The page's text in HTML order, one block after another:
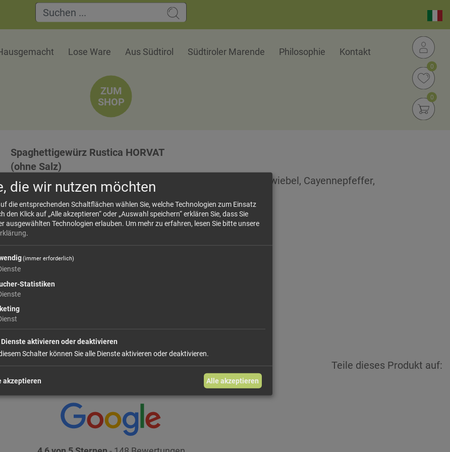
Lose Ware Aus Südtirol Südtiroler Marende Philosophie Kontakt
0
0
ZUM
SHOP
Spaghettigewürz Rustica HORVAT
(ohne Salz)
Zutaten: Peperoni, Tomatenpulver, Petersilie, Basilikum, Zwiebel, Cayennepfeffer,
Knoblauchpulver;
Ideal für Spaghetti, Pizza, Bruschetta,...
Größe: 100 g
Teile dieses Produkt auf:
die wir nutzen möchten
die entsprechenden Schaltflächen wählen Sie, welche Technologien zum Einsatz
den Klick auf „Alle akzeptieren“ oder „Auswahl speichern“ erklären Sie, dass Sie
ausgewählten Technologien erlauben. Um mehr zu erfahren, lesen Sie bitte unsere
.
(immer erforderlich)
Statistiken
aktivieren oder deaktivieren
Schalter können Sie alle Dienste aktivieren oder deaktivieren.
akzeptieren Alle akzeptieren